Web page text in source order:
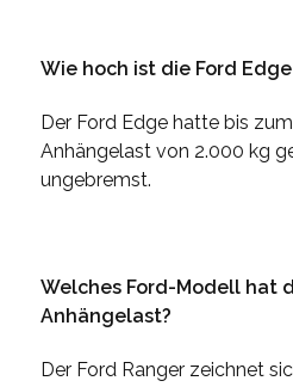
Wie hoch ist die Ford
Der Ford Edge hatte bis
Anhängelast von 2.000 kg
ungebremst.
Welches Ford-Modell hat
Anhängelast?
Der Ford Ranger zeichnet